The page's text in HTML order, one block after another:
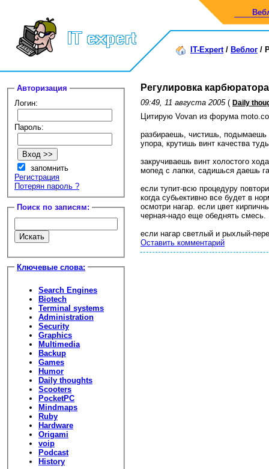
IT-Expert/ Веблог /
Авторизация
Логин:
Пароль:
запомнить
Регистрация
Потерян пароль ?
Поиск по записям:
Ключевые слова:
Search Engines
Biotech
Terminal systems
Administration
Security
Graphics
Multimedia
Backup
Games
Humor
Daily thoughts
Scooters
PocketPC
Mindmaps
Ruby
Hardware
Origami
voip
Podcast
History
Регулировка
09:49, 11 августа 2005 ( Daily
Цитирую Vovan из форума
разбираешь, чистишь, подымаешь
упора, крутишь винт качества
закручиваешь винт холостого
мопед с лапки, садишься даешь
если тупит-всю процедуру
когда субьективно все будет в
осмотри нагар. если цвет
черная-надо еще обеднять смесь.
если нагар светлый и рыхлый-
Оставить комментарий